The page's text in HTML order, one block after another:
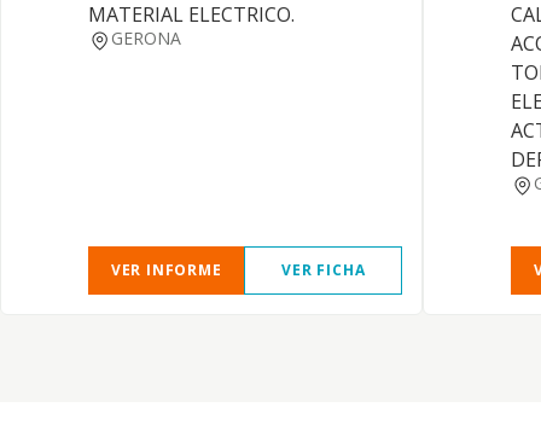
MATERIAL ELECTRICO.
GERONA
VER INFORME VER FICHA